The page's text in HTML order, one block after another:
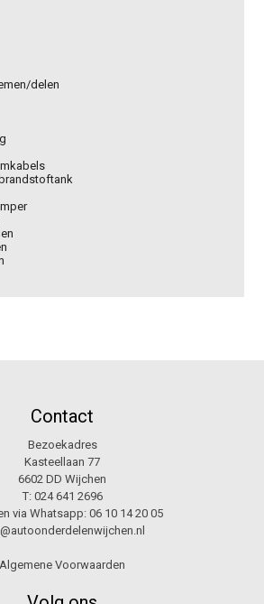
delen
Contact
Bezoekadres
Kasteellaan 77
6602 DD Wijchen
T: 024 641 2696
via Whatsapp: 06 10 14 20 05
Algemene Voorwaarden